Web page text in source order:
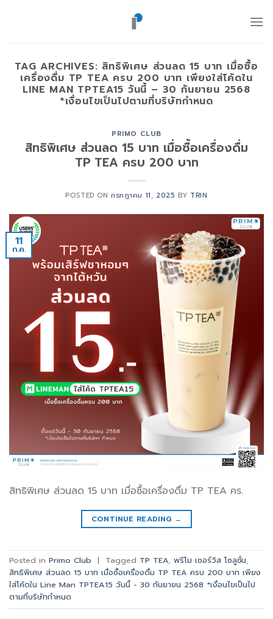
TAG ARCHIVES: สิทธิพิเศษ ส่วนลด 15 บาท เมื่อซื้อ
เครื่องดื่ม TP TEA ครบ 200 บาท เพียงใส่โค้ดใน
LINE MAN TPTEA15 วันนี้ – 30 กันยายน 2568
*เงื่อนไขเป็นไปตามที่บริษัทกำหนด
PRIMO CLUB
สิทธิพิเศษ ส่วนลด 15 บาท เมื่อซื้อเครื่องดื่ม
TP TEA ครบ 200 บาท
POSTED ONกรกฎาคม 11, 2025 BY TRIN
11
ก.ค.
สิทธิพิเศษ ส่วนลด 15 บาท เมื่อซื้อเครื่องดื่ม TP TEA คร.
CONTINUE READING →
Posted in Primo Club | Tagged TP TEA, พรีโม เซอร์วิส โซลูชั่น,
สิทธิพิเศษ ส่วนลด 15 บาท เมื่อซื้อเครื่องดื่ม TP TEA ครบ 200 บาท เพียง
ใส่โค้ดใน Line Man TPTEA15 วันนี้ - 30 กันยายน 2568 *เงื่อนไขเป็นไป
ตามที่บริษัทกำหนด